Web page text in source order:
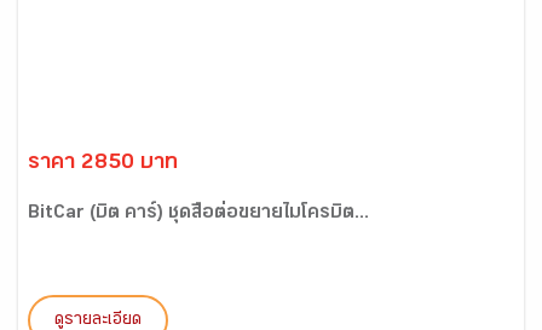
ราคา 2850 บาท
BitCar (บิต คาร์) ชุดสื่อต่อขยายไมโครบิต...
ดูรายละเอียด